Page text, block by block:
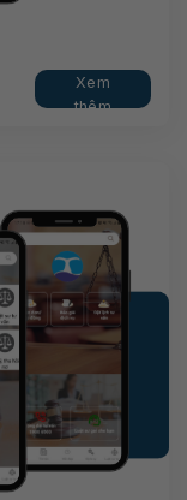
Xem
thêm